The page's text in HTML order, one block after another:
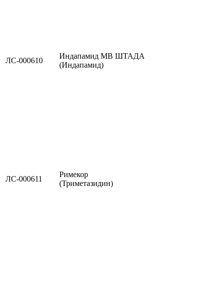
ЛС-000610
Индапамид МВ ШТАДА
(Индапамид)
ЛС-000611
Римекор
(Триметазидин)